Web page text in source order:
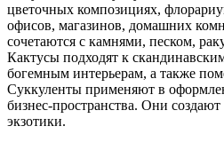
цветочных композициях,
офисов, магазинов, домашних
сочетаются с камнями, песком,
Кактусы подходят к
богемным интерьерам, а также
Суккуленты применяют в
бизнес-пространства. Они
экзотики.